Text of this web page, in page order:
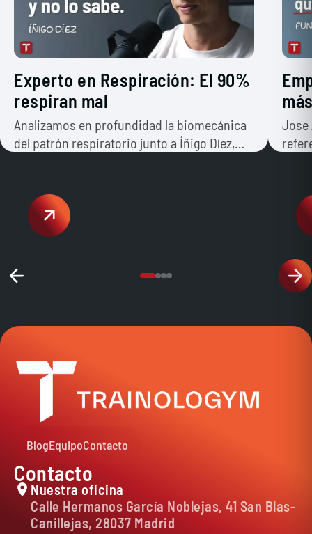
Experto en Respiración: El 90%
respiran mal
Analizamos en profundidad la biomecánica
del patrón respiratorio junto a Íñigo Díez,
descanso, salud, fuerza y rendimiento.
Jose
Contacto
Nuestra oficina
Calle Hermanos García Noblejas, 41 San Blas-
Canillejas, 28037 Madrid
BlogEquipoContacto